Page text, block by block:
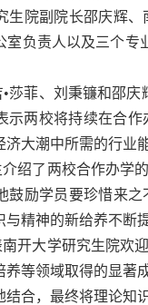
生院副院长邵庆辉
室负责人以及三个
莎菲、刘秉镰和邵
示两校将持续在合
济大潮中所需的行业
绍了两校合作办学
鼓励学员要珍惜来
与精神的新给养不断
开大学研究生院欢
等领域取得的显著
结合，最终将理论知